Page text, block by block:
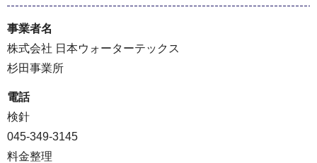
事業者名
株式会社 日本ウォーターテックス
杉田事業所
電話
検針
045-349-3145
料金整理